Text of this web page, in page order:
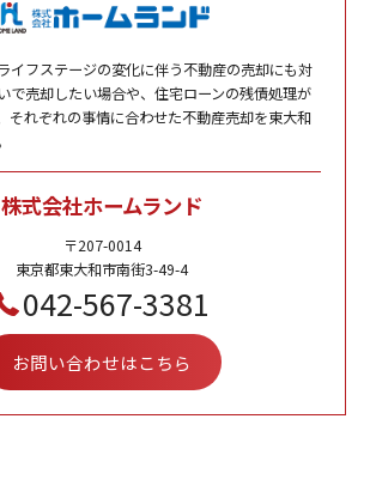
イフステージの変化に伴う不動産の売却にも対
で売却したい場合や、住宅ローンの残債処理が
それぞれの事情に合わせた不動産売却を東大和
株式会社ホームランド
〒207-0014
東京都東大和市南街3-49-4
042-567-3381
お問い合わせはこちら